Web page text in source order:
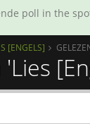
poll in the
[ENGELS]